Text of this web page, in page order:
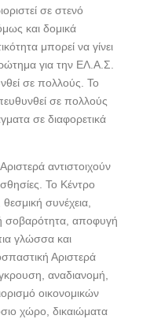
σε στενό
και δομικά
μπορεί να γίνει
για την ΕΛ.Α.Σ.
σε πολλούς. Το
σε πολλούς
σε διαφορετικά
αντιστοιχούν
Το Κέντρο
συνέχεια,
σοβαρότητα, αποφυγή
γλώσσα και
Αριστερά
αναδιανομή,
οικονομικών
χώρο, δικαιώματα